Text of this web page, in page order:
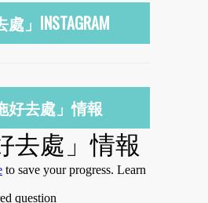
」INSTAGRAM
好去處」情報